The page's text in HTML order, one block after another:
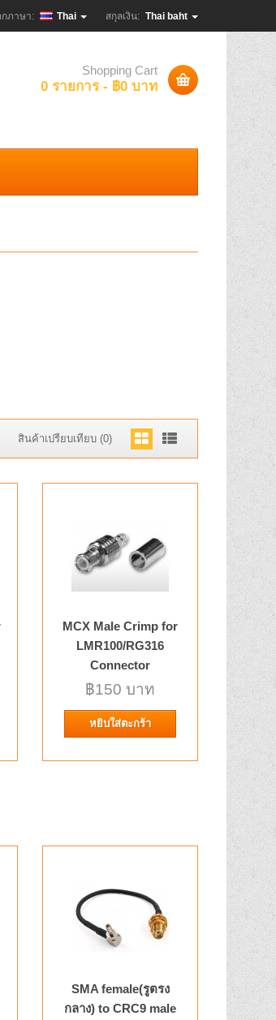
สกุลเงิน: Thai baht
กภาษา: Thai
Shopping Cart
0 รายการ - ฿0 บาท
สินค้าเปรียบเทียบ (0)
หยิบใส่ตะกร้า
รายการโปรด
฿150 บาท
หยิบใส่ตะกร้า
หยิบใส่ตะกร้า
รายการโปรด
MCX Male Crimp for
LMR100/RG316
Connector
฿150 บาท
หยิบใส่ตะกร้า
SMA female(รูตรง
กลาง) to CRC9 male